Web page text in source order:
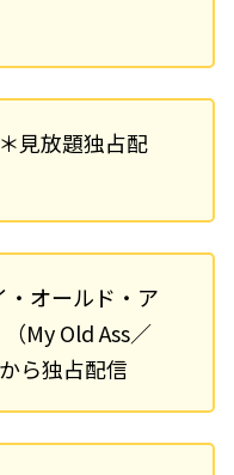
見放題独占配
オールド・ア
My Old Ass／
ら独占配信